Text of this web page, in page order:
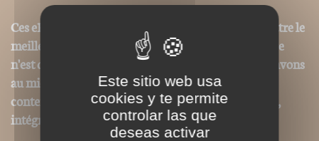
Ces ePubs sont alors revus et optimisés pour permettre le
meilleur confort de lecture, toutefois la mise en page
n'est donc pas strictement identique même si nous avons
au mieux respecté la charte graphique initiale. Les
contenus textes et iconographiques sont, par contre,
intégralement reproduits dans ce format.
Este sitio web usa
cookies y te permite
controlar las que
deseas activar